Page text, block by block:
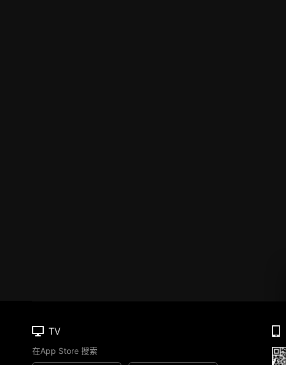
TV
在App Store 搜索